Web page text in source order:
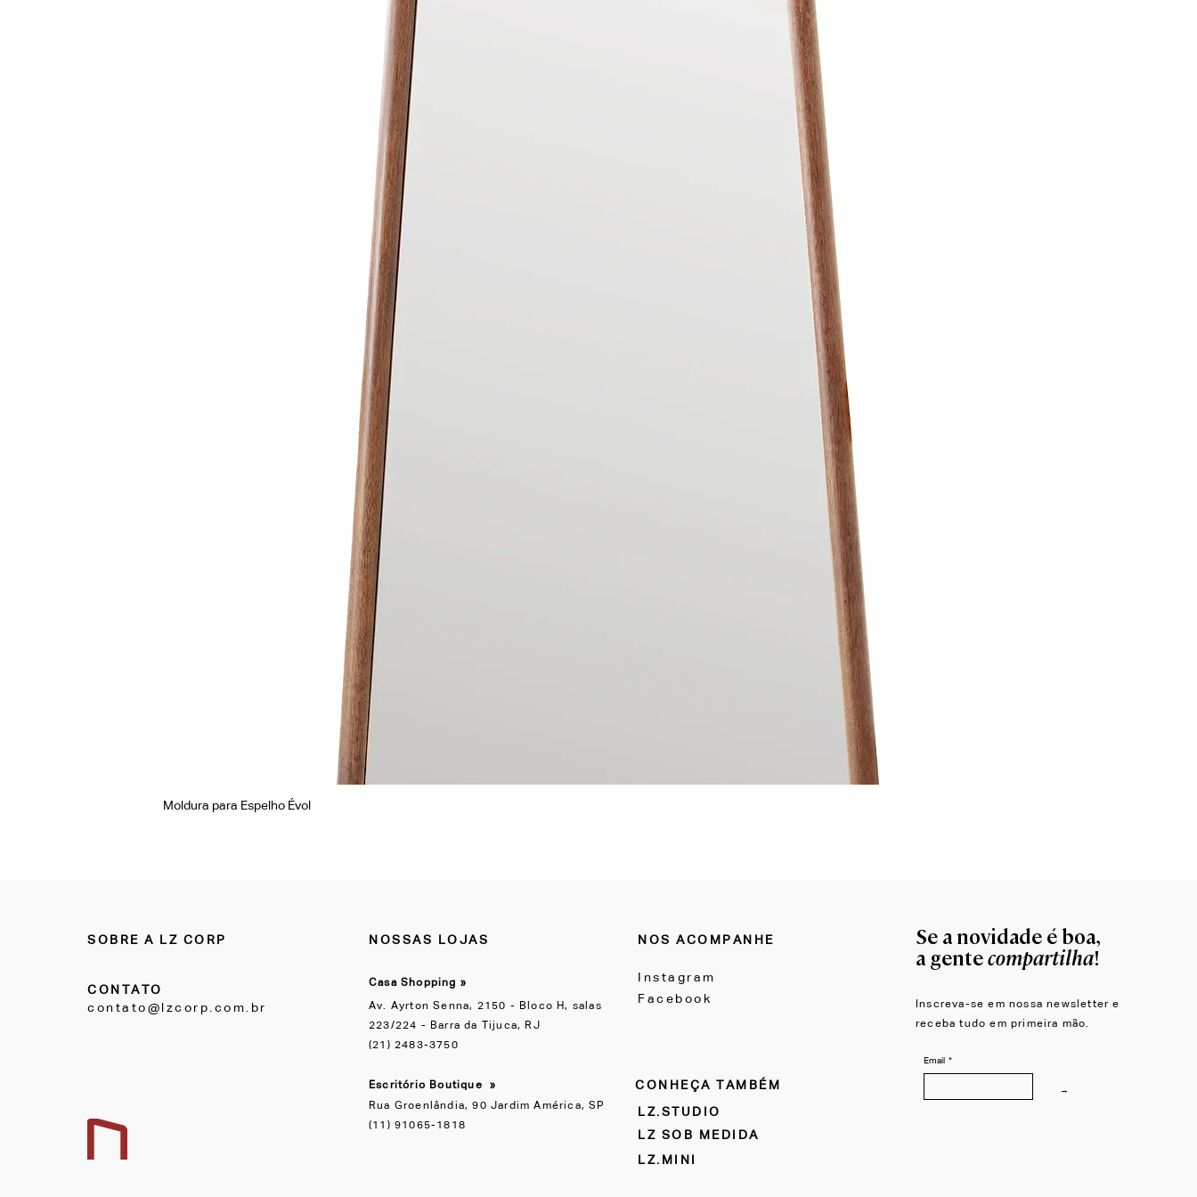
Moldura para Espelho Évol
SOBRE A LZ CORP
CONTATO
contato@lzcorp.com.br
NOSSAS LOJAS
Casa Shopping »
Av. Ayrton Senna, 2150 - Bloco H, salas
223/224 - Barra da Tijuca, RJ
(21) 2483-3750
Escritório Boutique
»
Rua Groenlândia, 90 Jardim América, SP
(11) 91065-1818
NOS ACOMPANHE
Instagram
Facebook
CONHEÇA TAMBÉM
LZ.STUDIO
LZ SOB MEDIDA
LZ.MINI
Se a novidade é boa,
a gentecompartilha!
Inscreva-se em nossa newsletter e
receba tudo em primeira mão.
Email *
→